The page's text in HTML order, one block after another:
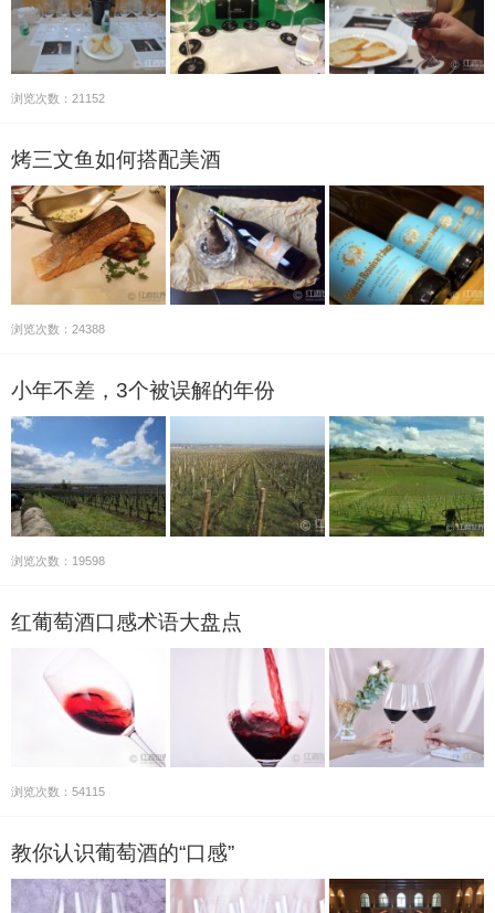
浏览次数：21152
烤三文鱼如何搭配美酒
浏览次数：24388
小年不差，3个被误解的年份
浏览次数：19598
红葡萄酒口感术语大盘点
浏览次数：54115
教你认识葡萄酒的“口感”